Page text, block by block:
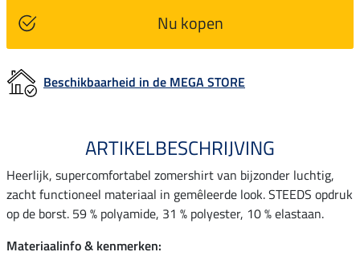
Nu kopen
Beschikbaarheid in de MEGA STORE
ARTIKELBESCHRIJVING
Heerlijk, supercomfortabel zomershirt van bijzonder luchtig,
zacht functioneel materiaal in gemêleerde look. STEEDS opdruk
op de borst. 59 % polyamide, 31 % polyester, 10 % elastaan.
Materiaalinfo & kenmerken: